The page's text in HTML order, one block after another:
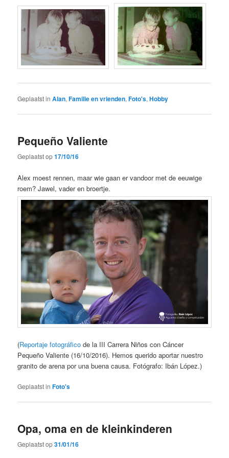
Geplaatst in Alan,Familie en vrienden,Foto's,Hobby
Pequeño Valiente
Geplaatst op17/10/16
Alex moest rennen, maar wie gaan er vandoor met de eeuwige
roem? Jawel, vader en broertje.
(Reportaje fotográfico de la III Carrera Niños con Cáncer
Pequeño Valiente (16/10/2016). Hemos querido aportar nuestro
granito de arena por una buena causa. Fotógrafo: Ibán López.)
Geplaatst in Foto's
Opa, oma en de kleinkinderen
Geplaatst op31/01/16